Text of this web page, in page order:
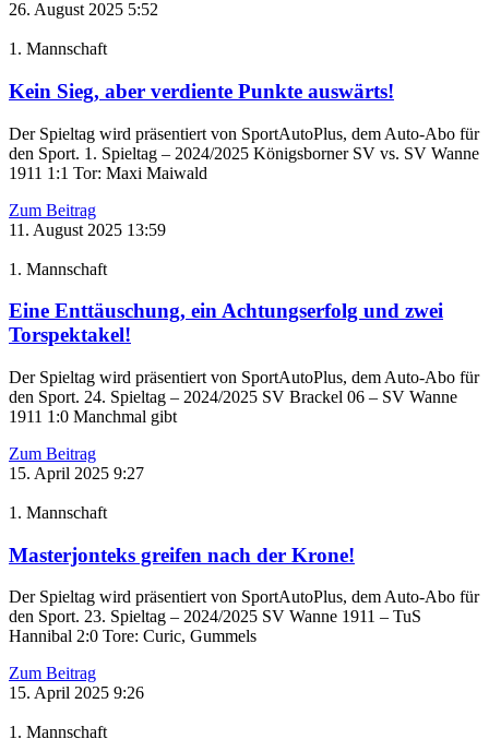
26. August 2025 5:52
1. Mannschaft
Kein Sieg, aber verdiente Punkte auswärts!
Der Spieltag wird präsentiert von SportAutoPlus, dem Auto-Abo für
den Sport. 1. Spieltag – 2024/2025 Königsborner SV vs. SV Wanne
1911 1:1 Tor: Maxi Maiwald
Zum Beitrag
11. August 2025 13:59
1. Mannschaft
Eine Enttäuschung, ein Achtungserfolg und zwei
Torspektakel!
Der Spieltag wird präsentiert von SportAutoPlus, dem Auto-Abo für
den Sport. 24. Spieltag – 2024/2025 SV Brackel 06 – SV Wanne
1911 1:0 Manchmal gibt
Zum Beitrag
15. April 2025 9:27
1. Mannschaft
Masterjonteks greifen nach der Krone!
Der Spieltag wird präsentiert von SportAutoPlus, dem Auto-Abo für
den Sport. 23. Spieltag – 2024/2025 SV Wanne 1911 – TuS
Hannibal 2:0 Tore: Curic, Gummels
Zum Beitrag
15. April 2025 9:26
1. Mannschaft